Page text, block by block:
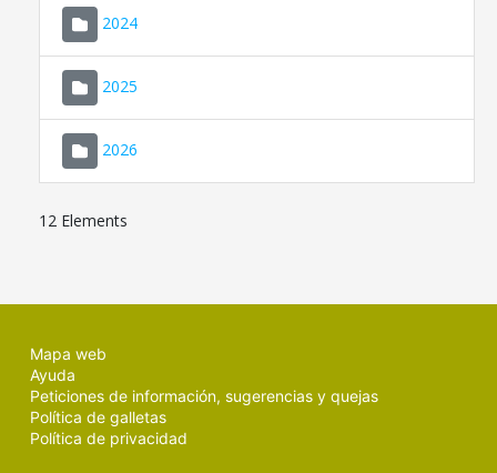
2024
2025
2026
12 Elements
Mapa web
Ayuda
Peticiones de información, sugerencias y quejas
Política de galletas
Política de privacidad